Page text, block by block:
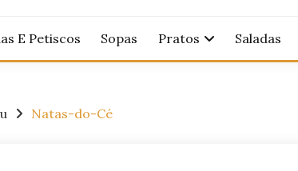
E Petiscos Sopas Pratos Saladas
Natas-do-Cé